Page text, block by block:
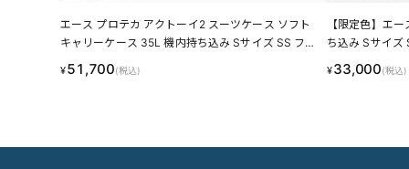
エース プロテカ アクトーイ2 スーツケース ソフト
キャリーケース 35L 機内持ち込み Sサイズ SS フロ
ントオープン 前開き ストッパー付き ACE PROTeCA
actoy2 12101
¥51,700(税込)
【限定色】エ
ち込み Sサイズ
トオープン ス
¥33,000(税込)